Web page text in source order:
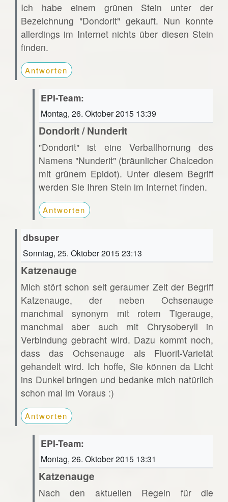
Ich habe einem grünen Stein unter der
Bezeichnung "Dondorit" gekauft. Nun konnte
allerdings im Internet nichts über diesen Stein
finden.
Antworten
EPI-Team:
Montag, 26. Oktober 2015 13:39
Dondorit / Nunderit
"Dondorit" ist eine Verballhornung des
Namens "Nunderit" (bräunlicher Chalcedon
mit grünem Epidot). Unter diesem Begriff
werden Sie Ihren Stein im Internet finden.
Antworten
dbsuper
Sonntag, 25. Oktober 2015 23:13
Katzenauge
Mich stört schon seit geraumer Zeit der Begriff
Katzenauge, der neben Ochsenauge
manchmal synonym mit rotem Tigerauge,
manchmal aber auch mit Chrysoberyll in
Verbindung gebracht wird. Dazu kommt noch,
dass das Ochsenauge als Fluorit-Varietät
gehandelt wird. Ich hoffe, Sie können da Licht
ins Dunkel bringen und bedanke mich natürlich
schon mal im Voraus :)
Antworten
EPI-Team:
Montag, 26. Oktober 2015 13:31
Katzenauge
Nach den aktuellen Regeln für die